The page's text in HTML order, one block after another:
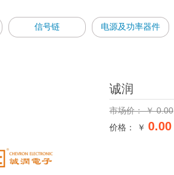
信号链 电源及功率器件
诚润
市场价：￥0.00
价格： ￥ 0.00